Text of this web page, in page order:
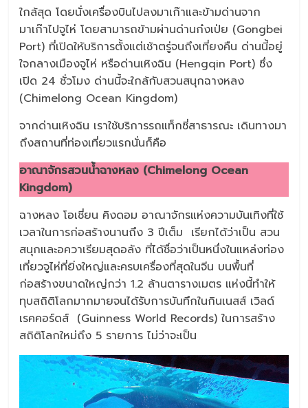
ใกล้สุด โดยนั่งเครื่องบินไปลงมาเก๊าและข้ามด่านจาก
มาเก๊าไปจูไห่ โดยสามารถข้ามผ่านด่านก๋งเป่ย (Gongbei
Port) ที่เปิดให้บริการตั้งแต่เช้าตรู่จนถึงเที่ยงคืน ด่านนี้อยู่
ใจกลางเมืองจูไห่ หรือด่านเหิงฉิน (Hengqin Port) ซึ่ง
เปิด 24 ชั่วโมง ด่านนี้จะใกล้กับสวนสนุกฉางหลง
(Chimelong Ocean Kingdom)
จากด่านเหิงฉิน เราใช้บริการรถแท็กซี่สาธารณะ เดินทางมา
ถึงสถานที่ท่องเที่ยวแรกนั่นก็คือ
อาณาจักรสวนน้ำฉางหลง (Chimelong Ocean
Kingdom)
ฉางหลง โอเชี่ยน คิงดอม อาณาจักรแห่งความบันเทิงที่ใช้
เวลาในการก่อสร้างนานถึง 3 ปีเต็ม เรียกได้ว่าเป็น สวน
สนุกและอควาเรียมสุดอลัง ที่ได้ชื่อว่าเป็นหนึ่งในแหล่งท่อง
เที่ยวจูไห่ที่ยิ่งใหญ่และครบเครื่องที่สุดในจีน บนพื้นที่
ก่อสร้างขนาดใหญ่กว่า 1.2 ล้านตารางเมตร แห่งนี้ทำให้
ทุบสถิติโลกมากมายจนได้รับการบันทึกในกินเนสส์ เวิลด์
เรคคอร์ดส์ (Guinness World Records) ในการสร้าง
สถิติโลกใหม่ถึง 5 รายการ ไม่ว่าจะเป็น